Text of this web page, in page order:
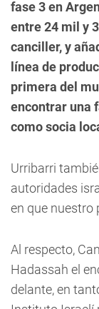
fase 3 en
entre 24 mil y
canciller, y
línea de
primera del
encontrar una
como socia
Urribarri
autoridades
en que nuestro
Al respecto,
Hadassah el
delante, en